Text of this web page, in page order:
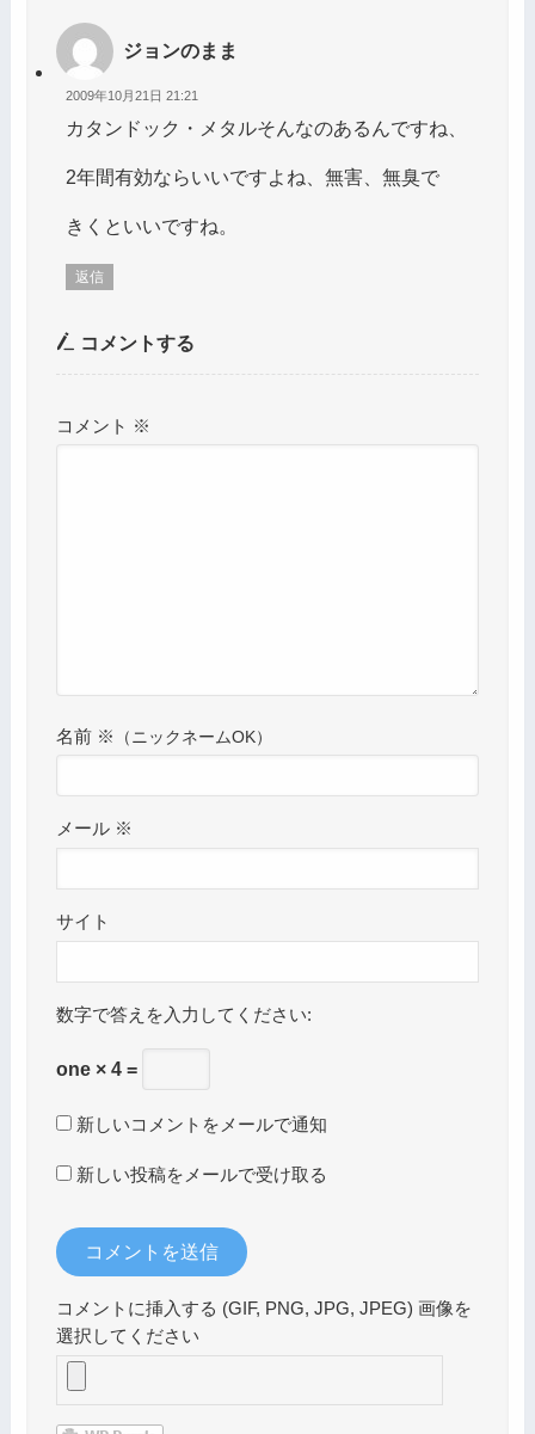
ジョンのまま
2009年10月21日 21:21
カタンドック・メタルそんなのあるんですね、
2年間有効ならいいですよね、無害、無臭で
きくといいですね。
返信
コメントする
コメント ※
名前 ※
メール ※
サイト
数字で答えを入力してください:
one × 4 =
新しいコメントをメールで通知
新しい投稿をメールで受け取る
コメントに挿入する (GIF, PNG, JPG, JPEG) 画像を
選択してください